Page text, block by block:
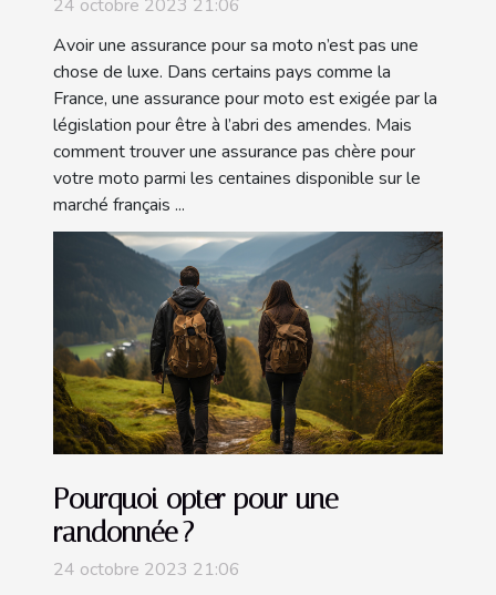
24 octobre 2023 21:06
Avoir une assurance pour sa moto n’est pas une
chose de luxe. Dans certains pays comme la
France, une assurance pour moto est exigée par la
législation pour être à l’abri des amendes. Mais
comment trouver une assurance pas chère pour
votre moto parmi les centaines disponible sur le
marché français ...
Pourquoi opter pour une
randonnée ?
24 octobre 2023 21:06